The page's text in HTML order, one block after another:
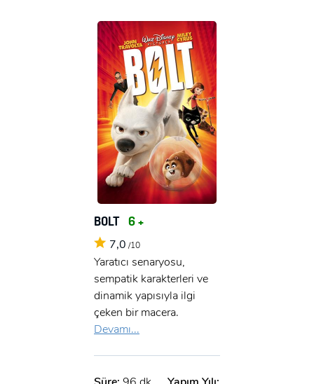
BOLT 6 +
7,0 /10
Yaratıcı senaryosu,
sempatik karakterleri ve
dinamik yapısıyla ilgi
çeken bir macera.
Devamı...